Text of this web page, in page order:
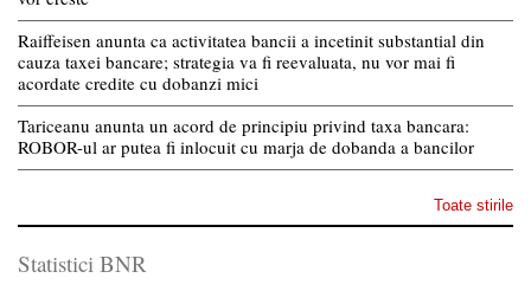
Raiffeisen anunta ca activitatea bancii a incetinit substantial din
cauza taxei bancare; strategia va fi reevaluata, nu vor mai fi
acordate credite cu dobanzi mici
Tariceanu anunta un acord de principiu privind taxa bancara:
ROBOR-ul ar putea fi inlocuit cu marja de dobanda a bancilor
Toate stirile
Statistici BNR